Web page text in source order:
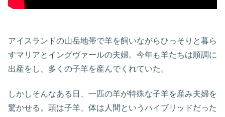
アイスランドの山岳地帯で羊を飼いながらひっそりと暮ら
すマリアとイングヴァールの夫婦。今年も羊たちは順調に
出産をし、多くの子羊を産んでくれていた。
しかしそんなある日、一匹の羊が特殊な子羊を産み夫婦を
驚かせる。頭は子羊、体は人間というハイブリッドだった